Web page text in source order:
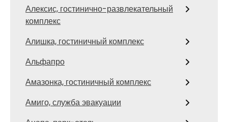
Алексис, гостинично-развлекательный
комплекс
Алишка, гостиничный комплекс
Альфапро
Амазонка, гостиничный комплекс
Амиго, служба эвакуации